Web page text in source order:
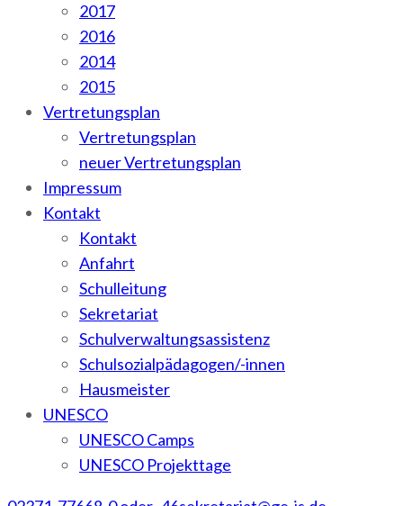
2017
2016
2014
2015
Vertretungsplan
Vertretungsplan
neuer Vertretungsplan
Impressum
Kontakt
Kontakt
Anfahrt
Schulleitung
Sekretariat
Schulverwaltungsassistenz
Schulsozialpädagogen/-innen
Hausmeister
UNESCO
UNESCO Camps
UNESCO Projekttage